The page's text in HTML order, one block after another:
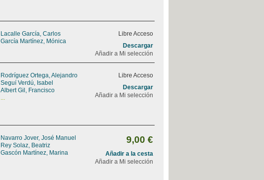
Lacalle García, Carlos
García Martínez, Mónica
Libre Acceso
Descargar
Añadir a Mi selección
Rodríguez Ortega, Alejandro
Seguí Verdú, Isabel
Albert Gil, Francisco
...
Libre Acceso
Descargar
Añadir a Mi selección
Navarro Jover, José Manuel
Rey Solaz, Beatriz
Gascón Martínez, Marina
9,00 €
Añadir a la cesta
Añadir a Mi selección